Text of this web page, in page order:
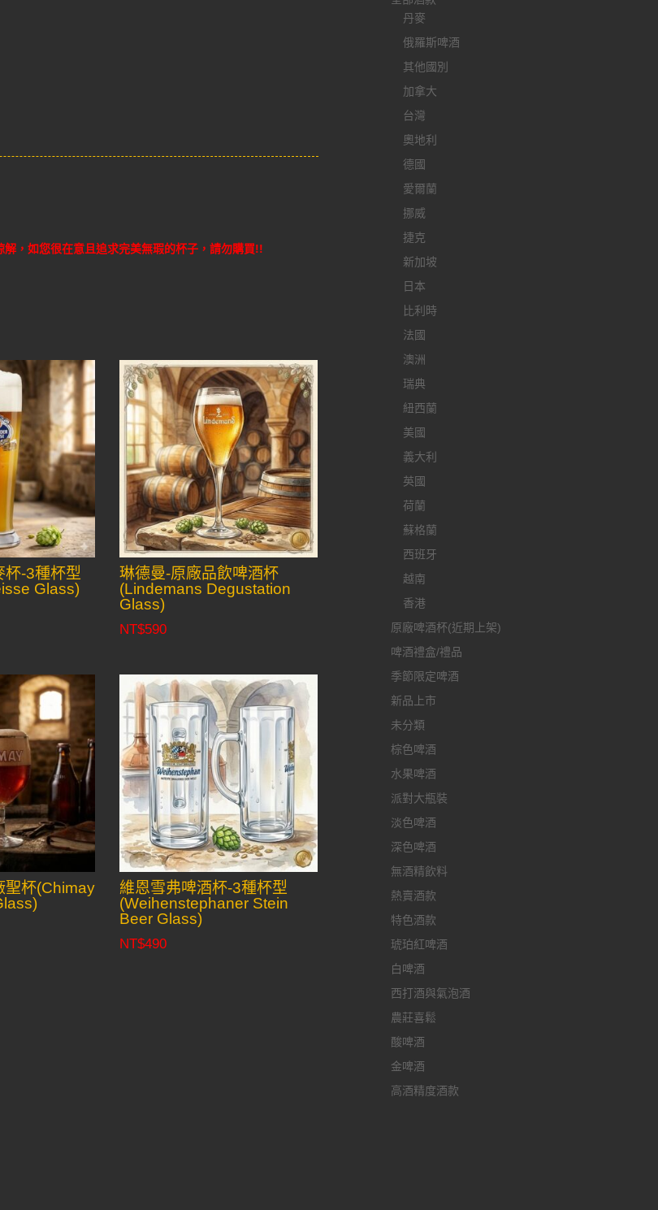
，如您很在意且追求完美無瑕的杯子，請勿購買!!
杯-3種杯型
Glass)
琳德曼-原廠品飲啤酒杯
(Lindemans Degustation
Glass)
NT$590
聖杯(Chimay
維恩雪弗啤酒杯-3種杯型
(Weihenstephaner Stein
Beer Glass)
NT$490
丹麥
俄羅斯啤酒
其他國別
加拿大
台灣
奧地利
德國
愛爾蘭
挪威
捷克
新加坡
日本
比利時
法國
澳洲
瑞典
紐西蘭
美國
義大利
英國
荷蘭
蘇格蘭
西班牙
越南
香港
原廠啤酒杯(近期上架)
啤酒禮盒/禮品
季節限定啤酒
新品上市
未分類
棕色啤酒
水果啤酒
派對大瓶裝
淡色啤酒
深色啤酒
無酒精飲料
熱賣酒款
特色酒款
琥珀紅啤酒
白啤酒
西打酒與氣泡酒
農莊喜鬆
酸啤酒
金啤酒
高酒精度酒款